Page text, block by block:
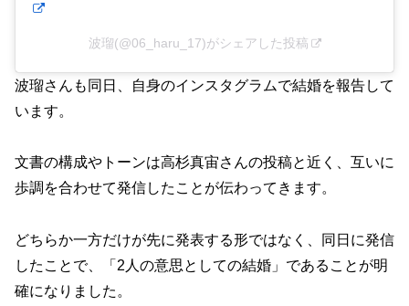
波瑠(@06_haru_17)がシェアした投稿
波瑠さんも同日、自身のインスタグラムで結婚を報告して
います。
文書の構成やトーンは高杉真宙さんの投稿と近く、互いに
歩調を合わせて発信したことが伝わってきます。
どちらか一方だけが先に発表する形ではなく、同日に発信
したことで、「2人の意思としての結婚」であることが明
確になりました。